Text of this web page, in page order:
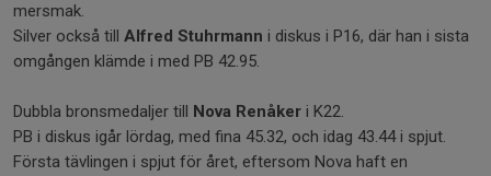
mersmak.
Silver också till Alfred Stuhrmann i diskus i P16, där han i sista
omgången klämde i med PB 42.95.
Dubbla bronsmedaljer till Nova Renåker i K22.
PB i diskus igår lördag, med fina 45.32, och idag 43.44 i spjut.
Första tävlingen i spjut för året, eftersom Nova haft en